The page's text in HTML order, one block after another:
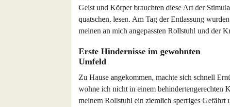
Geist und Körper brauchten diese Art der
quatschen, lesen. Am Tag der Entlassung
meinen an mich angepassten Rollstuhl und der
Erste Hindernisse im gewohnten
Umfeld
Zu Hause angekommen, machte sich schnell
wohne ich nicht in einem behindertengerechten
meinem Rollstuhl ein ziemlich sperriges